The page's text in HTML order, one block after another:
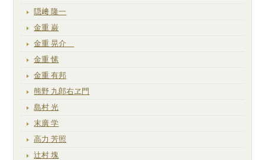
隠﨑 隆一
金重 巌
金重 晃介
金重 愫
金重 有邦
熊野 九郎右ヱ門
島村 光
末廣 学
高力 芳照
辻村 塊